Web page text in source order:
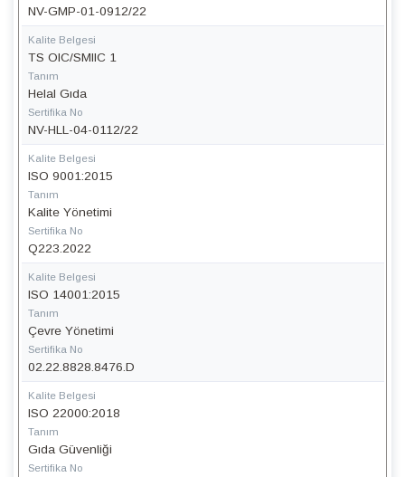
NV-GMP-01-0912/22
Kalite Belgesi
TS OIC/SMIIC 1
Tanım
Helal Gıda
Sertifika No
NV-HLL-04-0112/22
Kalite Belgesi
ISO 9001:2015
Tanım
Kalite Yönetimi
Sertifika No
Q223.2022
Kalite Belgesi
ISO 14001:2015
Tanım
Çevre Yönetimi
Sertifika No
02.22.8828.8476.D
Kalite Belgesi
ISO 22000:2018
Tanım
Gıda Güvenliği
Sertifika No